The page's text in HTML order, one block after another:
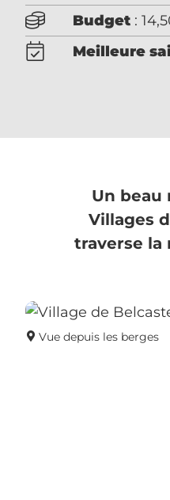
Budget :
Meilleure
Un beau
Villages
traverse la
Vue depuis les berges